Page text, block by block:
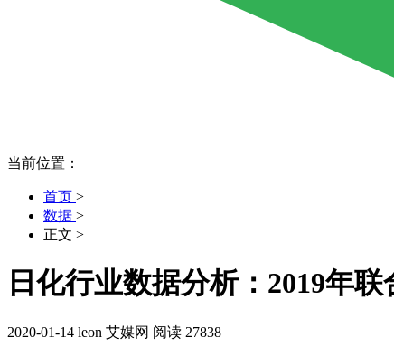
当前位置：
首页 >
数据 >
正文 >
日化行业数据分析：2019年
2020-01-14 leon 艾媒网 阅读 27838